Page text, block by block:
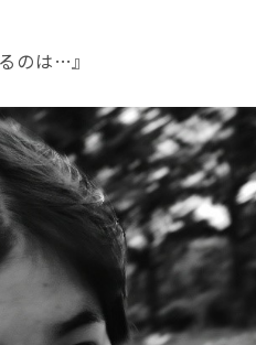
のは…』